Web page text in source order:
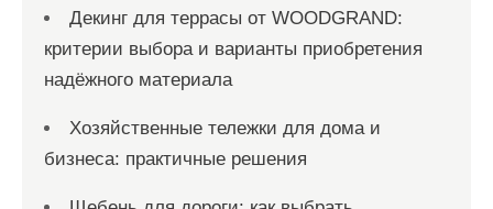
Декинг для террасы от WOODGRAND:
критерии выбора и варианты приобретения
надёжного материала
Хозяйственные тележки для дома и
бизнеса: практичные решения